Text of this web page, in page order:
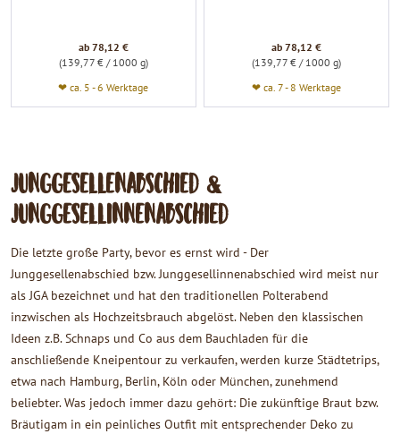
ab 78,12 €
(139,77 € / 1000 g)
❤ ca. 5 - 6 Werktage
ab 78,12 €
(139,77 € / 1000 g)
❤ ca. 7 - 8 Werktage
JUNGGESELLENABSCHIED &
JUNGGESELLINNENABSCHIED
Die letzte große Party, bevor es ernst wird - Der
Junggesellenabschied bzw. Junggesellinnenabschied wird meist nur
als JGA bezeichnet und hat den traditionellen Polterabend
inzwischen als Hochzeitsbrauch abgelöst. Neben den klassischen
Ideen z.B. Schnaps und Co aus dem Bauchladen für die
anschließende Kneipentour zu verkaufen, werden kurze Städtetrips,
etwa nach Hamburg, Berlin, Köln oder München, zunehmend
beliebter. Was jedoch immer dazu gehört: Die zukünftige Braut bzw.
Bräutigam in ein peinliches Outfit mit entsprechender Deko zu